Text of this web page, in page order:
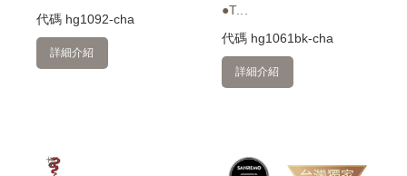
代碼 hg1092-cha
詳細介紹
●T...
代碼 hg1061bk-cha
詳細介紹